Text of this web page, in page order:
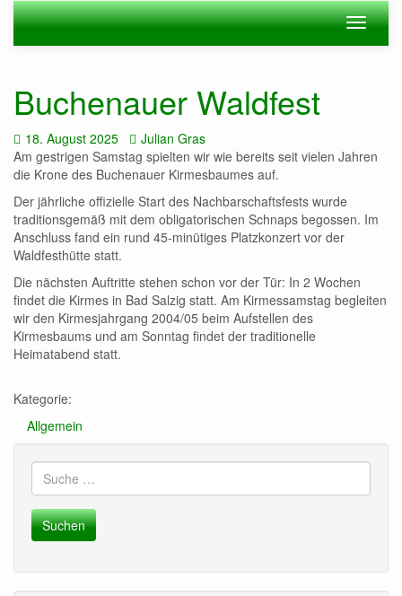
Zum
Hauptinhalt
springen
Navigation
ein-/
Buchenauer Waldfest
Datum:
18. August 2025 Autor:
Julian Gras
Am gestrigen Samstag spielten wir wie bereits seit vielen Jahren
die Krone des Buchenauer Kirmesbaumes auf.
Der jährliche offizielle Start des Nachbarschaftsfests wurde
traditionsgemäß mit dem obligatorischen Schnaps begossen. Im
Anschluss fand ein rund 45-minütiges Platzkonzert vor der
Waldfesthütte statt.
Die nächsten Auftritte stehen schon vor der Tür: In 2 Wochen
findet die Kirmes in Bad Salzig statt. Am Kirmessamstag begleiten
wir den Kirmesjahrgang 2004/05 beim Aufstellen des
Kirmesbaums und am Sonntag findet der traditionelle
Heimatabend statt.
Kategorie:
Allgemein
Suche
nach: